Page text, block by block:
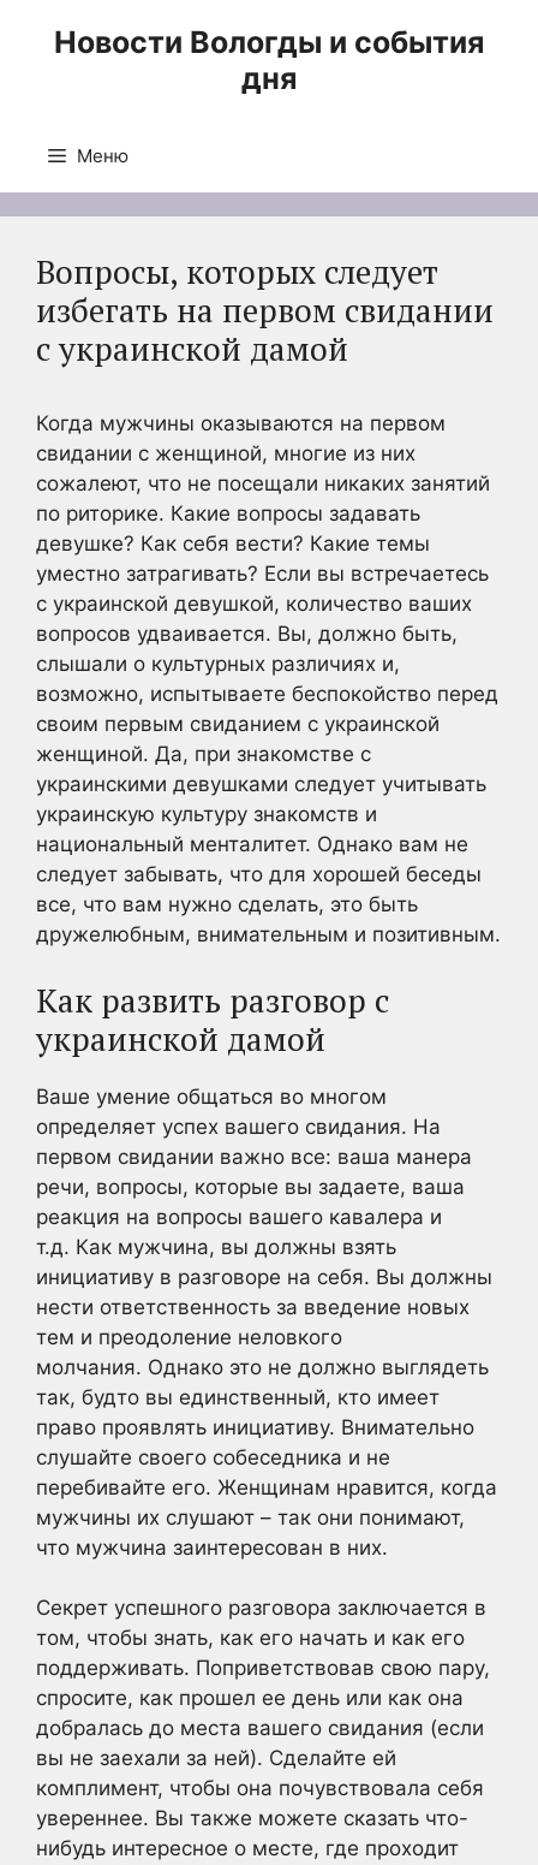
Новости Вологды и события
дня
Меню
Вопросы, которых следует
избегать на первом свидании
с украинской дамой
Когда мужчины оказываются на первом
свидании с женщиной, многие из них
сожалеют, что не посещали никаких занятий
по риторике. Какие вопросы задавать
девушке? Как себя вести? Какие темы
уместно затрагивать? Если вы встречаетесь
с украинской девушкой, количество ваших
вопросов удваивается. Вы, должно быть,
слышали о культурных различиях и,
возможно, испытываете беспокойство перед
своим первым свиданием с украинской
женщиной. Да, при знакомстве с
украинскими девушками следует учитывать
украинскую культуру знакомств и
национальный менталитет. Однако вам не
следует забывать, что для хорошей беседы
все, что вам нужно сделать, это быть
дружелюбным, внимательным и позитивным.
Как развить разговор с
украинской дамой
Ваше умение общаться во многом
определяет успех вашего свидания. На
первом свидании важно все: ваша манера
речи, вопросы, которые вы задаете, ваша
реакция на вопросы вашего кавалера и
т.д. Как мужчина, вы должны взять
инициативу в разговоре на себя. Вы должны
нести ответственность за введение новых
тем и преодоление неловкого
молчания. Однако это не должно выглядеть
так, будто вы единственный, кто имеет
право проявлять инициативу. Внимательно
слушайте своего собеседника и не
перебивайте его. Женщинам нравится, когда
мужчины их слушают – так они понимают,
что мужчина заинтересован в них.
Секрет успешного разговора заключается в
том, чтобы знать, как его начать и как его
поддерживать. Поприветствовав свою пару,
спросите, как прошел ее день или как она
добралась до места вашего свидания (если
вы не заехали за ней). Сделайте ей
комплимент, чтобы она почувствовала себя
увереннее. Вы также можете сказать что-
нибудь интересное о месте, где проходит